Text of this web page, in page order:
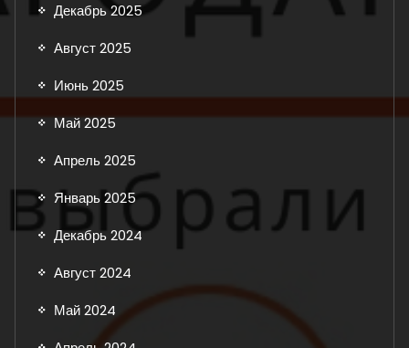
Декабрь 2025
Август 2025
Июнь 2025
Май 2025
Апрель 2025
Январь 2025
Декабрь 2024
Август 2024
Май 2024